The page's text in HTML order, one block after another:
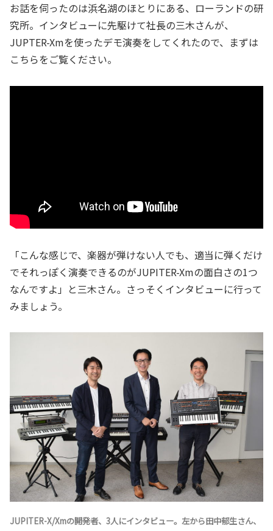
お話を伺ったのは浜名湖のほとりにある、ローランドの研
究所。インタビューに先駆けて社長の三木さんが、
JUPTER-Xmを使ったデモ演奏をしてくれたので、まずは
こちらをご覧ください。
「こんな感じで、楽器が弾けない人でも、適当に弾くだけ
でそれっぽく演奏できるのがJUPITER-Xmの面白さの1つ
なんですよ」と三木さん。さっそくインタビューに行って
みましょう。
JUPITER-X/Xmの開発者、3人にインタビュー。左から田中郁生さん、